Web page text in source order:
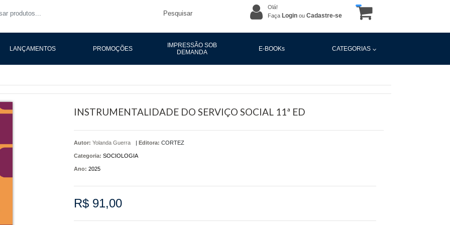
Pesquisar
Olá!
Faça Login ou Cadastre-se
LANÇAMENTOS PROMOÇÕES
IMPRESSÃO SOB
DEMANDA
E-BOOKs CATEGORIAS
INSTRUMENTALIDADE DO SERVIÇO SOCIAL 11ª ED
Autor: Yolanda Guerra | Editora: CORTEZ
Categoria: SOCIOLOGIA
Ano: 2025
R$ 91,00